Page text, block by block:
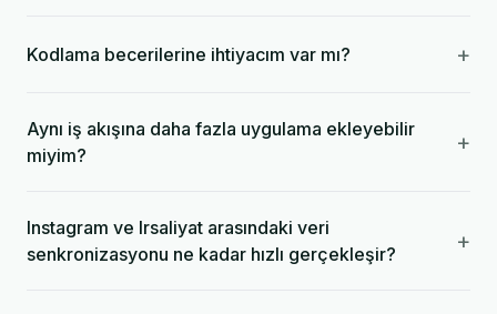
Kodlama becerilerine ihtiyacım var mı? +
Aynı iş akışına daha fazla uygulama ekleyebilir
miyim?
+
Instagram ve Irsaliyat arasındaki veri
senkronizasyonu ne kadar hızlı gerçekleşir?
+